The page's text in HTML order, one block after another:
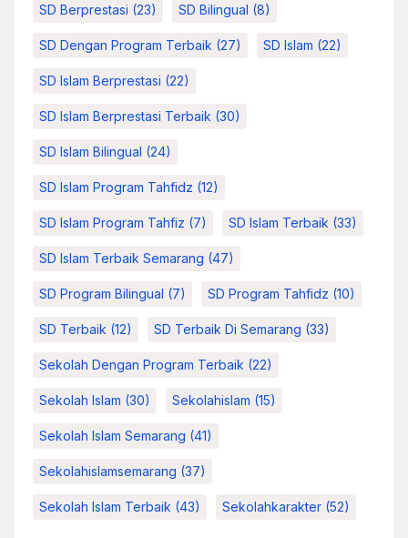
SD Berprestasi (23) SD Bilingual (8)
SD Dengan Program Terbaik (27) SD Islam (22)
SD Islam Berprestasi (22)
SD Islam Berprestasi Terbaik (30)
SD Islam Bilingual (24)
SD Islam Program Tahfidz (12)
SD Islam Program Tahfiz (7) SD Islam Terbaik (33)
SD Islam Terbaik Semarang (47)
SD Program Bilingual (7) SD Program Tahfidz (10)
SD Terbaik (12) SD Terbaik Di Semarang (33)
Sekolah Dengan Program Terbaik (22)
Sekolah Islam (30) Sekolahislam (15)
Sekolah Islam Semarang (41)
Sekolahislamsemarang (37)
Sekolah Islam Terbaik (43) Sekolahkarakter (52)